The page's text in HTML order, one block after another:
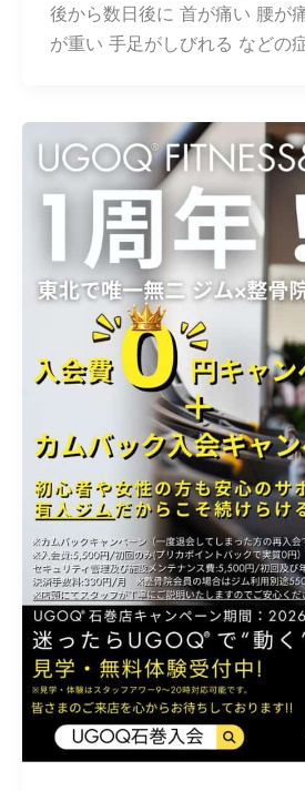
後から数日後に 首が痛い 腰が
が重い 手足がしびれる などの